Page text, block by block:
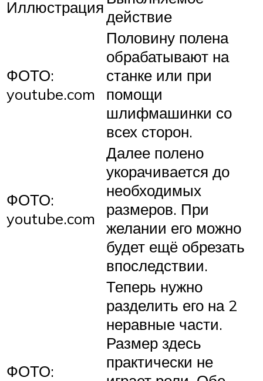
Иллюстрациядействие
ФОТО:
youtube.com
Половину полена
обрабатывают на
станке или при
помощи
шлифмашинки со
всех сторон.
ФОТО:
youtube.com
Далее полено
укорачивается до
необходимых
размеров. При
желании его можно
будет ещё обрезать
впоследствии.
ФОТО:
Теперь нужно
разделить его на 2
неравные части.
Размер здесь
практически не